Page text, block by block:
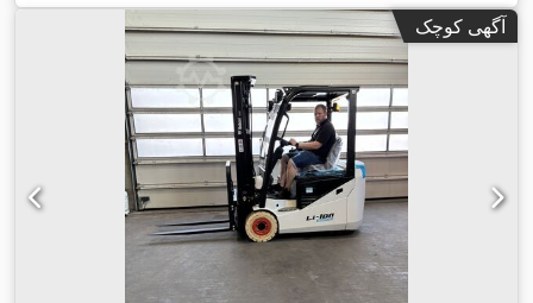
سوخت:دیزل, نوع دکل:تریپلکس, ارتفاع سازه:۳٬۰۳۰ میلی‌متر
,
طول شاخک‌ها:۲٬۴۰۰ میلی‌متر , اندازه لاستیک جلو:
, سایز تایر عقب:12.00-20 100% , وزن کل:۱۹٬۳۰۰ کیلوگرم
تجهیزات:,
آگهی کوچک